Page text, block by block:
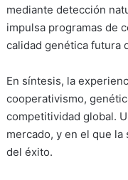
mediante detección
impulsa programas de
calidad genética futura
En síntesis, la
cooperativismo,
competitividad global.
mercado, y en el que
del éxito.